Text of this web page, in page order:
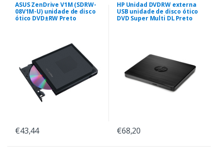
ASUS ZenDrive V1M (SDRW-
08V1M-U) unidade de disco
ótico DVD±RW Preto
€43,44
HP Unidad DVDRW externa
USB unidade de disco ótico
DVD Super Multi DL Preto
€68,20